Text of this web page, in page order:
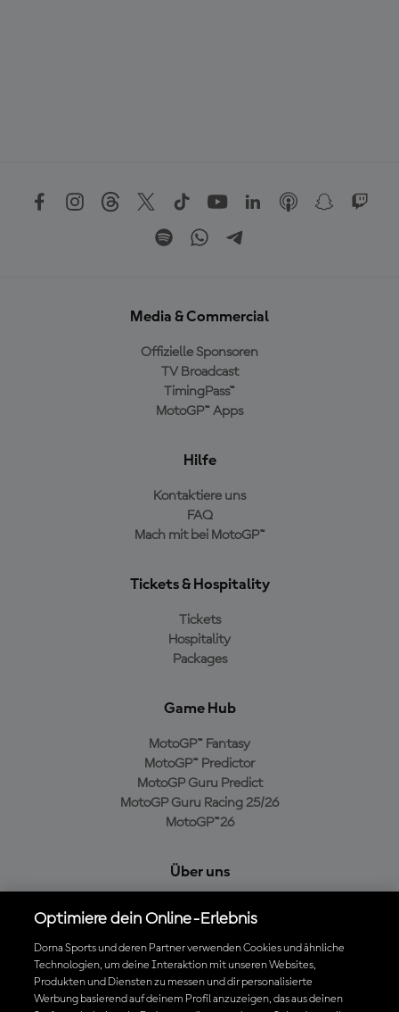
Media & Commercial
Offizielle Sponsoren
TV Broadcast
TimingPass™
MotoGP™ Apps
Hilfe
Kontaktiere uns
FAQ
Mach mit bei MotoGP™
Tickets & Hospitality
Tickets
Hospitality
Packages
Game Hub
MotoGP™ Fantasy
MotoGP™ Predictor
MotoGP Guru Predict
MotoGP Guru Racing 25/26
MotoGP™26
Über uns
Cookie-Richtlinien
Geschäftsbedingungen
Datenschutzrichtlinien
Kaufrichtlinie
Optimiere dein Online-Erlebnis
Dorna Sports und deren Partner verwenden Cookies und ähnliche
Technologien, um deine Interaktion mit unseren Websites,
Produkten und Diensten zu messen und dir personalisierte
Werbung basierend auf deinem Profil anzuzeigen, das aus deinen